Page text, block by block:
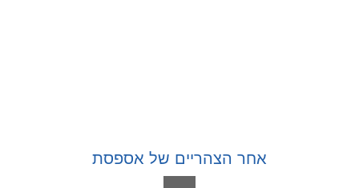
אחר הצהריים של אספסת